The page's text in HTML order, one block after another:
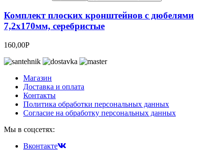
Комплект плоских кронштейнов с дюбелями
7,2х170мм, серебристые
160,00Р
Магазин
Доставка и оплата
Контакты
Политика обработки персональных данных
Согласие на обработку персональных данных
Мы в соцсетях:
Вконтакте